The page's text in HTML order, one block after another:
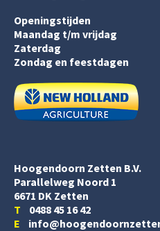
Openingstijden
Maandag t/m vrijdag
Zaterdag
Zondag en feestdagen
Hoogendoorn Zetten B.V.
Parallelweg Noord 1
6671 DK Zetten
T 0488 45 16 42
E